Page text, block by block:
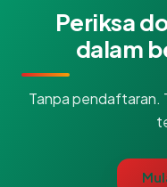
Periksa
dalam
Tanpa pendaftaran.